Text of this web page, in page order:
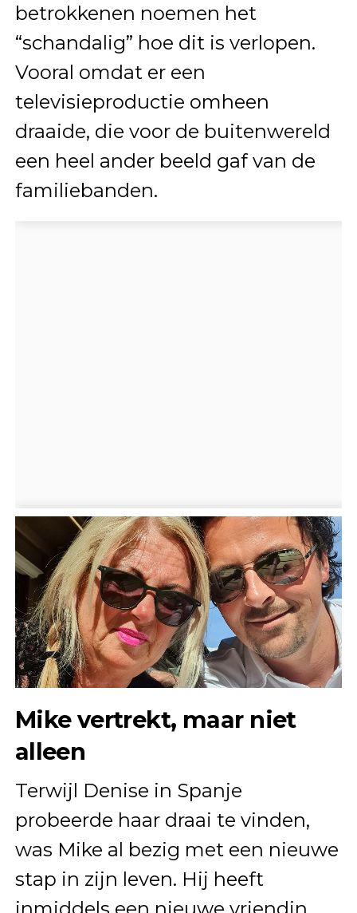
betrokkenen noemen het
“schandalig” hoe dit is verlopen.
Vooral omdat er een
televisieproductie omheen
draaide, die voor de buitenwereld
een heel ander beeld gaf van de
familiebanden.
Mike vertrekt, maar niet
alleen
Terwijl Denise in Spanje
probeerde haar draai te vinden,
was Mike al bezig met een nieuwe
stap in zijn leven. Hij heeft